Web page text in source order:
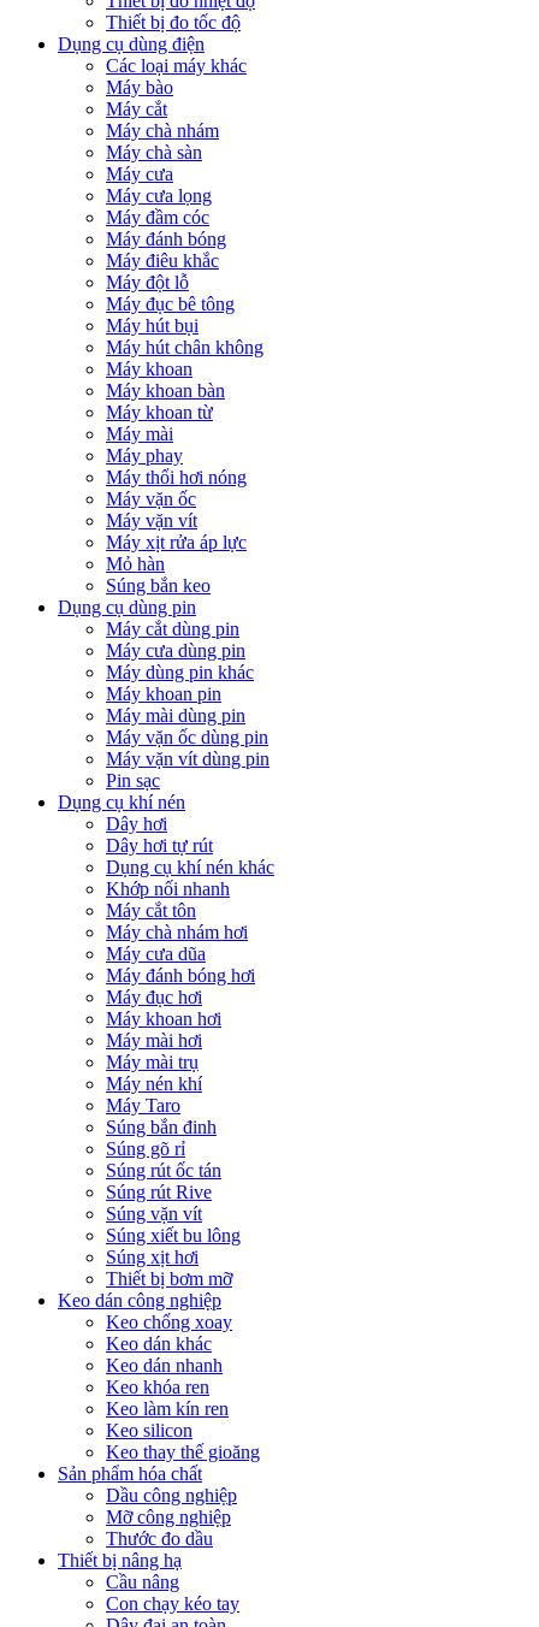
Thiết bị đo tốc độ
Dụng cụ dùng điện
Các loại máy khác
Máy bào
Máy cắt
Máy chà nhám
Máy chà sàn
Máy cưa
Máy cưa lọng
Máy đầm cóc
Máy đánh bóng
Máy điêu khắc
Máy đột lỗ
Máy đục bê tông
Máy hút bụi
Máy hút chân không
Máy khoan
Máy khoan bàn
Máy khoan từ
Máy mài
Máy phay
Máy thổi hơi nóng
Máy vặn ốc
Máy vặn vít
Máy xịt rửa áp lực
Mỏ hàn
Súng bắn keo
Dụng cụ dùng pin
Máy cắt dùng pin
Máy cưa dùng pin
Máy dùng pin khác
Máy khoan pin
Máy mài dùng pin
Máy vặn ốc dùng pin
Máy vặn vít dùng pin
Pin sạc
Dụng cụ khí nén
Dây hơi
Dây hơi tự rút
Dụng cụ khí nén khác
Khớp nối nhanh
Máy cắt tôn
Máy chà nhám hơi
Máy cưa dũa
Máy đánh bóng hơi
Máy đục hơi
Máy khoan hơi
Máy mài hơi
Máy mài trụ
Máy nén khí
Máy Taro
Súng bắn đinh
Súng gõ rỉ
Súng rút ốc tán
Súng rút Rive
Súng vặn vít
Súng xiết bu lông
Súng xịt hơi
Thiết bị bơm mỡ
Keo dán công nghiệp
Keo chống xoay
Keo dán khác
Keo dán nhanh
Keo khóa ren
Keo làm kín ren
Keo silicon
Keo thay thế gioăng
Sản phẩm hóa chất
Dầu công nghiệp
Mỡ công nghiệp
Thước đo dầu
Thiết bị nâng hạ
Cầu nâng
Con chạy kéo tay